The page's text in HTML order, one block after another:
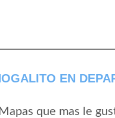
EN
que mas le